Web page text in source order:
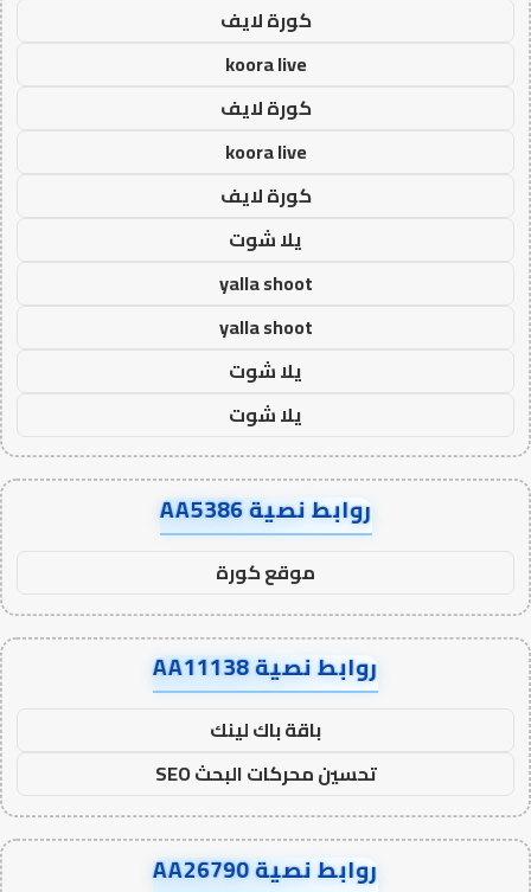
كورة لايف
koora live
كورة لايف
koora live
كورة لايف
يلا شوت
yalla shoot
yalla shoot
يلا شوت
يلا شوت
روابط نصية AA5386
موقع كورة
روابط نصية AA11138
باقة باك لينك
تحسين محركات البحث SEO
روابط نصية AA26790